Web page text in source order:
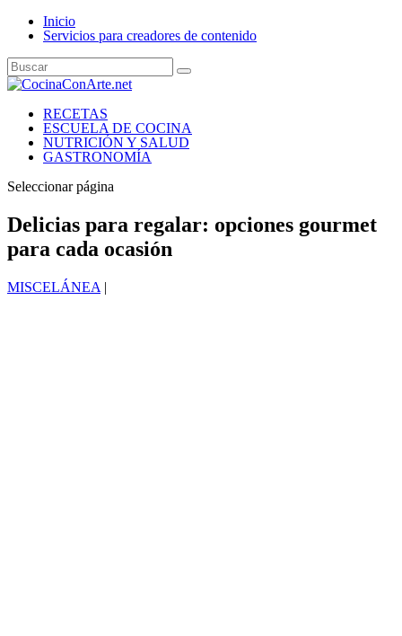
Inicio
Servicios para creadores de contenido
RECETAS
ESCUELA DE COCINA
NUTRICIÓN Y SALUD
GASTRONOMÍA
Seleccionar página
Delicias para regalar: opciones gourmet
para cada ocasión
MISCELÁNEA |